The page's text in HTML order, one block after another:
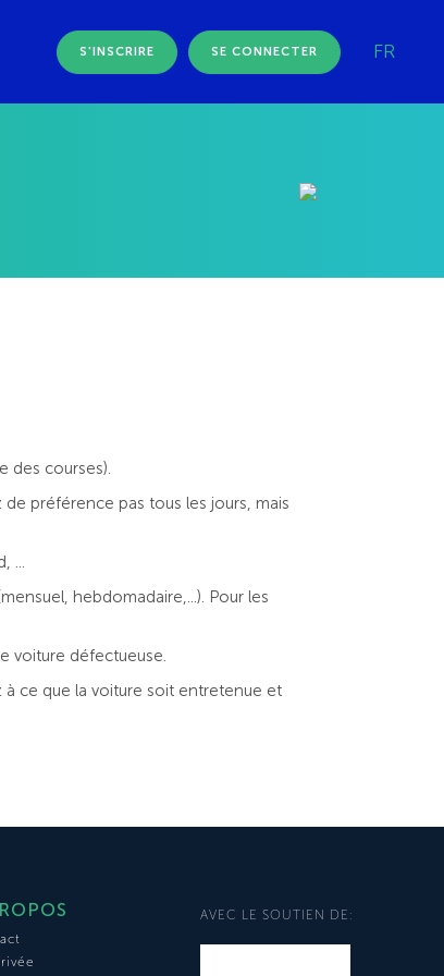
S'INSCRIRE SE CONNECTER FR
des courses).
préférence pas tous les jours, mais
...
hebdomadaire,...). Pour les
voiture défectueuse.
à ce que la voiture soit entretenue et
AVEC LE SOUTIEN DE: